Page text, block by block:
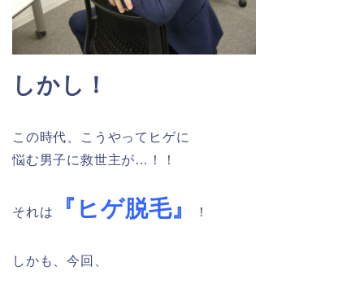
しかし！
この時代、こうやってヒゲに
悩む男子に救世主が…！！
それは 『ヒゲ脱毛』 ！
しかも、今回、